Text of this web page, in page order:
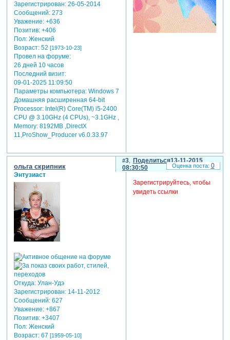
Зарегистрирован: 26-05-2014
Сообщений:273
Уважение: +636
Позитив: +406
Пол:Женский
Возраст:52 [1973-10-23]
Провел на форуме:
26 дней 10 часов
Последний визит:
09-01-2025 11:09:50
Параметры компьютера:Windows 7
Домашняя расширенная 64-bit
Processor: Intel(R) Core(TM) i5-2400
CPU @ 3.10GHz (4 CPUs), ~3.1GHz ,
Memory: 8192MB ,DirectX
11,ProShow_Producer v6.0.33.97
Поделиться
3
13-11-2015
08:30:50
ольга скрипник
Энтузиаст
Откуда:Улан-Удэ
Зарегистрирован: 14-11-2012
Сообщений:627
Уважение: +867
Позитив: +3407
Пол:Женский
Возраст:67 [1959-05-10]
Зарегистрируйтесь, чтобы
увидеть ссылки
0